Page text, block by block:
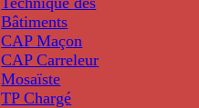
Bâtiments
CAP Maçon
CAP Carreleur
Mosaïste
TP Chargé